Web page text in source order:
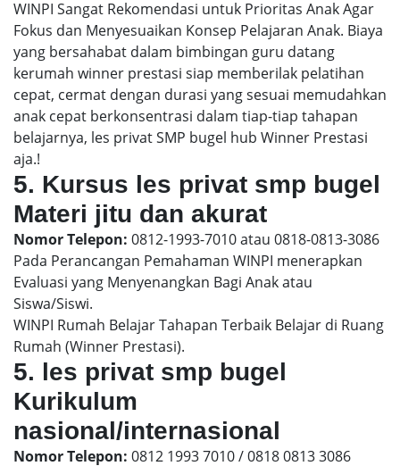
WINPI Sangat Rekomendasi untuk Prioritas Anak Agar
Fokus dan Menyesuaikan Konsep Pelajaran Anak. Biaya
yang bersahabat dalam bimbingan guru datang
kerumah winner prestasi siap memberilak pelatihan
cepat, cermat dengan durasi yang sesuai memudahkan
anak cepat berkonsentrasi dalam tiap-tiap tahapan
belajarnya, les privat SMP bugel hub Winner Prestasi
aja.!
5. Kursus les privat smp bugel
Materi jitu dan akurat
Nomor Telepon: 0812-1993-7010 atau 0818-0813-3086
Pada Perancangan Pemahaman WINPI menerapkan
Evaluasi yang Menyenangkan Bagi Anak atau
Siswa/Siswi.
WINPI Rumah Belajar Tahapan Terbaik Belajar di Ruang
Rumah (Winner Prestasi).
5. les privat smp bugel
Kurikulum
nasional/internasional
Nomor Telepon: 0812 1993 7010 / 0818 0813 3086